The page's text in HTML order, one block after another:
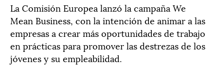
La Comisión Europea lanzó la campaña We
Mean Business, con la intención de animar a las
empresas a crear más oportunidades de trabajo
en prácticas para promover las destrezas de los
jóvenes y su empleabilidad.